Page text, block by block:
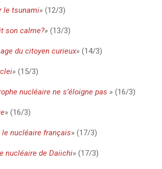
le tsunami» (12/3)
son calme?» (13/3)
du citoyen curieux» (14/3)
» (15/3)
nucléaire ne s’éloigne pas » (16/3)
» (16/3)
nucléaire français» (17/3)
nucléaire de Daiichi» (17/3)